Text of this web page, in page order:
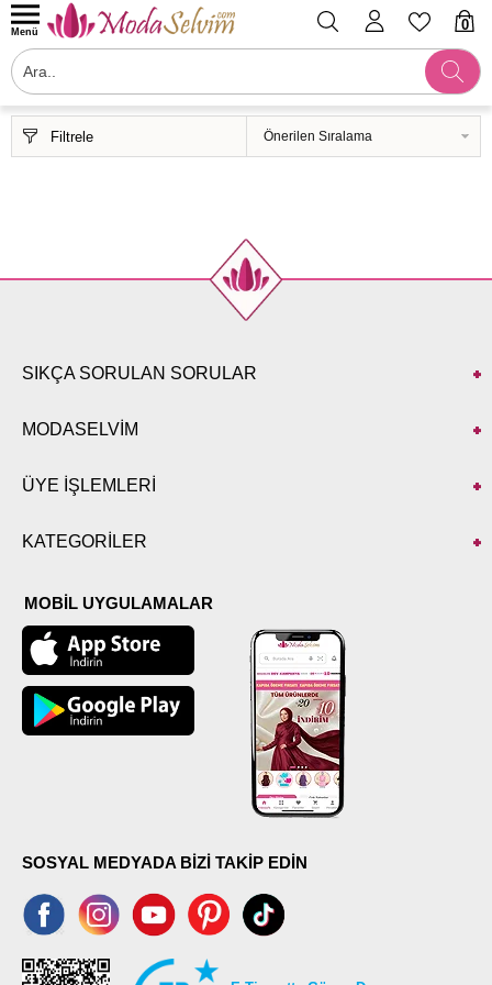
0
Menü
Filtrele
SIKÇA SORULAN SORULAR
MODASELVİM
ÜYE İŞLEMLERİ
KATEGORİLER
MOBİL UYGULAMALAR
SOSYAL MEDYADA BİZİ TAKİP EDİN